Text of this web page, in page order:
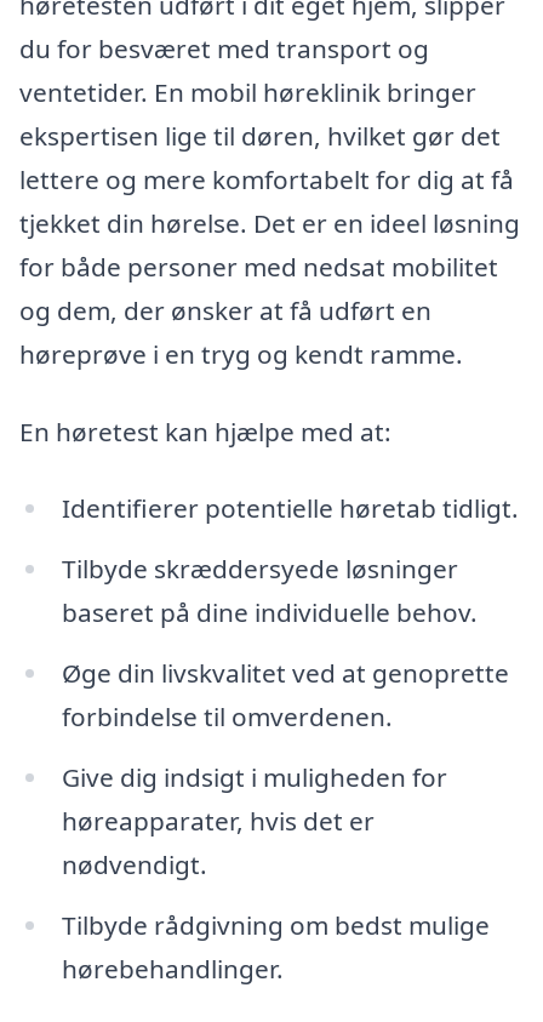
du for besværet med transport og
ventetider. En mobil høreklinik bringer
ekspertisen lige til døren, hvilket gør det
lettere og mere komfortabelt for dig at få
tjekket din hørelse. Det er en ideel løsning
for både personer med nedsat mobilitet
og dem, der ønsker at få udført en
høreprøve i en tryg og kendt ramme.
En høretest kan hjælpe med at:
Identifierer potentielle høretab tidligt.
Tilbyde skræddersyede løsninger
baseret på dine individuelle behov.
Øge din livskvalitet ved at genoprette
forbindelse til omverdenen.
Give dig indsigt i muligheden for
høreapparater, hvis det er
nødvendigt.
Tilbyde rådgivning om bedst mulige
hørebehandlinger.